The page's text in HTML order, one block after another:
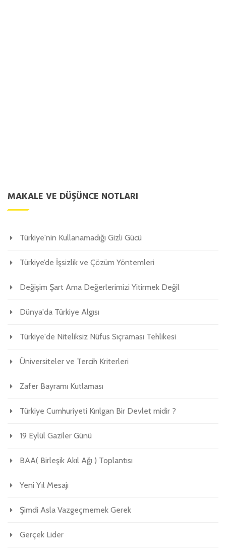
MAKALE VE DÜŞÜNCE NOTLARI
Türkiye'nin Kullanamadığı Gizli Gücü
Türkiye’de İşsizlik ve Çözüm Yöntemleri
Değişim Şart Ama Değerlerimizi Yitirmek Değil
Dünya'da Türkiye Algısı
Türkiye'de Niteliksiz Nüfus Sıçraması Tehlikesi
Üniversiteler ve Tercih Kriterleri
Zafer Bayramı Kutlaması
Türkiye Cumhuriyeti Kırılgan Bir Devlet midir ?
19 Eylül Gaziler Günü
BAA( Birleşik Akıl Ağı ) Toplantısı
Yeni Yıl Mesajı
Şimdi Asla Vazgeçmemek Gerek
Gerçek Lider